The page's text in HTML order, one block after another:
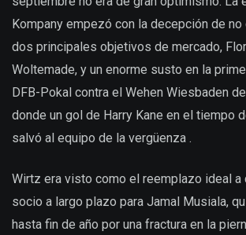
Kompany empezó con la decepción de
dos principales objetivos de mercado,
Woltemade, y un enorme susto en la
DFB-Pokal contra el Wehen Wiesbaden
donde un gol de Harry Kane en el tiempo
salvó al equipo de la vergüenza .
Wirtz era visto como el reemplazo ideal a
socio a largo plazo para Jamal Musiala,
hasta fin de año por una fractura en la